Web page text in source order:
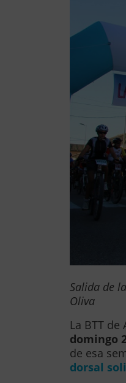
Salida de
Oliva
La BTT
domingo
de esa
dorsal